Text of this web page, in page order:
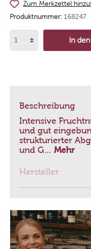
Zum Merkzettel
Produktnummer: 168247
In
Beschreibung
Intensive
und gut
strukturierter
und G… Mehr
Hersteller